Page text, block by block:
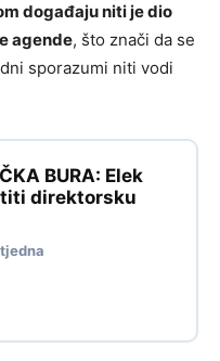
događaju niti je dio
agende, što znači da se
sporazumi niti vodi
BURA: Elek
direktorsku